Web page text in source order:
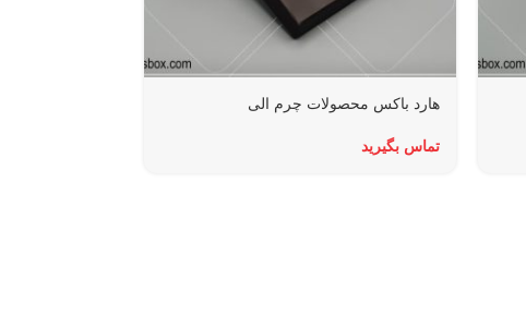
هارد باکس محصولات چرم الی
تماس بگیرید